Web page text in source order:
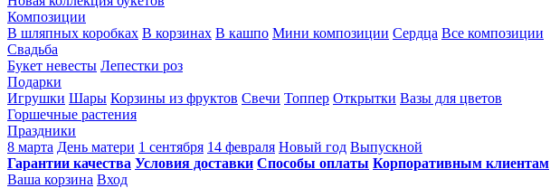
Композиции
В шляпных коробках В корзинах В кашпо Мини композиции Сердца Все композиции
Свадьба
Букет невесты Лепестки роз
Подарки
Игрушки Шары Корзины из фруктов Свечи Топпер Открытки Вазы для цветов
Горшечные растения
Праздники
8 марта День матери 1 сентября 14 февраля Новый год Выпускной
Гарантии качества Условия доставки Способы оплаты Корпоративным клиентам
Ваша корзина Вход